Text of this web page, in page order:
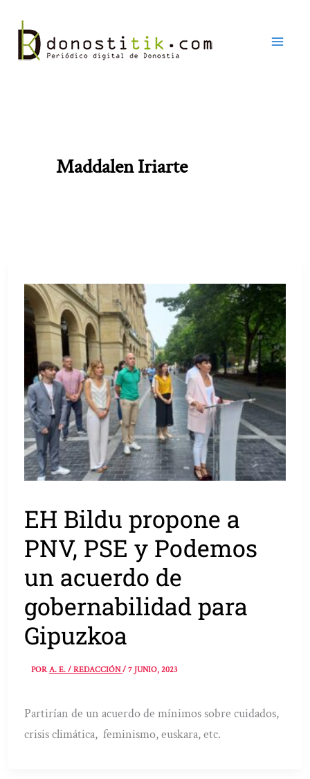
contenido
Maddalen Iriarte
EH Bildu propone a
PNV, PSE y Podemos
un acuerdo de
gobernabilidad para
Gipuzkoa
PORA. E. / REDACCIÓN/7 JUNIO, 2023
Partirían de un acuerdo de mínimos sobre cuidados,
crisis climática, feminismo, euskara, etc.